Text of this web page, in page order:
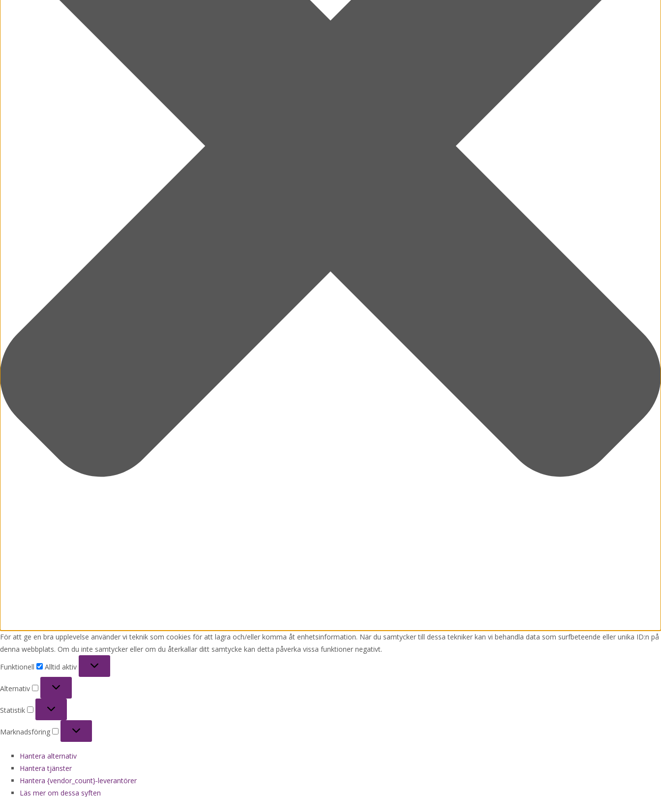
För att ge en bra upplevelse använder vi teknik som cookies för att lagra och/eller komma åt enhetsinformation. När du samtycker till dessa tekniker kan vi behandla data som surfbeteende eller unika ID:n på
denna webbplats. Om du inte samtycker eller om du återkallar ditt samtycke kan detta påverka vissa funktioner negativt.
Funktionell
Alltid aktiv
Alternativ
Statistik
Marknadsföring
Hantera alternativ
Hantera tjänster
Hantera {vendor_count}-leverantörer
Läs mer om dessa syften